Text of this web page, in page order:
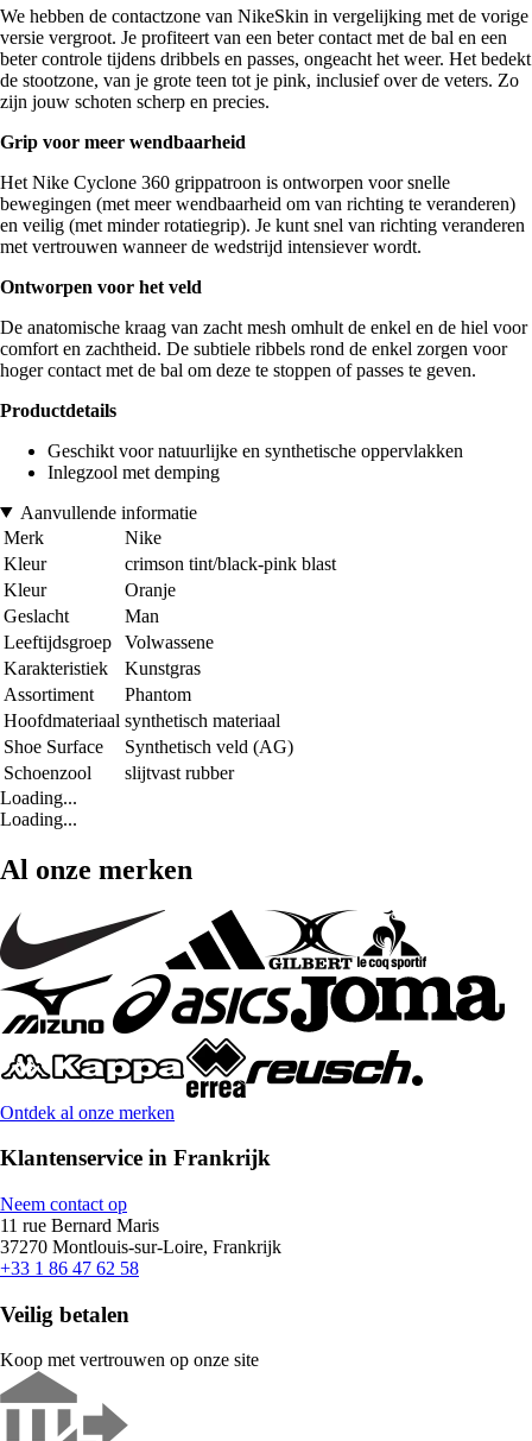
We hebben de contactzone van NikeSkin in vergelijking met de vorige
versie vergroot. Je profiteert van een beter contact met de bal en een
beter controle tijdens dribbels en passes, ongeacht het weer. Het bedekt
de stootzone, van je grote teen tot je pink, inclusief over de veters. Zo
zijn jouw schoten scherp en precies.
Grip voor meer wendbaarheid
Het Nike Cyclone 360 grippatroon is ontworpen voor snelle
bewegingen (met meer wendbaarheid om van richting te veranderen)
en veilig (met minder rotatiegrip). Je kunt snel van richting veranderen
met vertrouwen wanneer de wedstrijd intensiever wordt.
Ontworpen voor het veld
De anatomische kraag van zacht mesh omhult de enkel en de hiel voor
comfort en zachtheid. De subtiele ribbels rond de enkel zorgen voor
hoger contact met de bal om deze te stoppen of passes te geven.
Productdetails
Geschikt voor natuurlijke en synthetische oppervlakken
Inlegzool met demping
Aanvullende informatie
Merk
Nike
Kleur
crimson tint/black-pink blast
Kleur
Oranje
Geslacht
Man
Leeftijdsgroep
Volwassene
Karakteristiek
Kunstgras
Assortiment
Phantom
Hoofdmateriaal synthetisch materiaal
Shoe Surface
Synthetisch veld (AG)
Schoenzool
slijtvast rubber
Loading...
Loading...
Al onze merken
Ontdek al onze merken
Klantenservice in Frankrijk
Neem contact op
11 rue Bernard Maris
37270 Montlouis-sur-Loire, Frankrijk
+33 1 86 47 62 58
Veilig betalen
Koop met vertrouwen op onze site